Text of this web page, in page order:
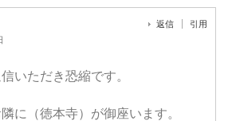
返信 引用
いただき恐縮です。
に（徳本寺）が御座います。